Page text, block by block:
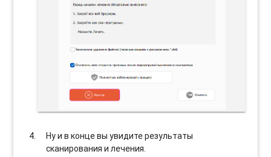
Ну и в конце вы увидите результаты
сканирования и лечения.